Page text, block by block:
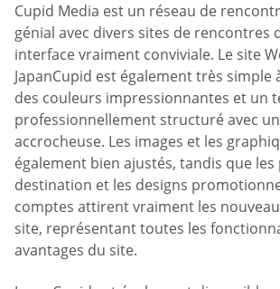
Cupid Media est un réseau de
génial avec divers sites de rencontres
interface vraiment conviviale. Le site
JapanCupid est également très simple
des couleurs impressionnantes et un
professionnellement structuré avec
accrocheuse. Les images et les
également bien ajustés, tandis que les
destination et les designs
comptes attirent vraiment les
site, représentant toutes les
avantages du site.